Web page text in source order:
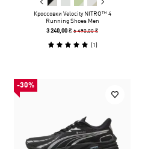
Кроссовки Velocity NITRO™ 4
Running Shoes Men
3 240,00 ₴6 490,00 ₴
(1)
-30%